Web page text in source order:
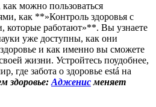
можно пользоваться
как **»Контроль здоровья с
которые работают»**. Вы узнаете
уже доступны, как они
и как именно вы сможете
жизни. Устройтесь поудобнее,
где забота о здоровье está на
здоровье: Адженисменяет